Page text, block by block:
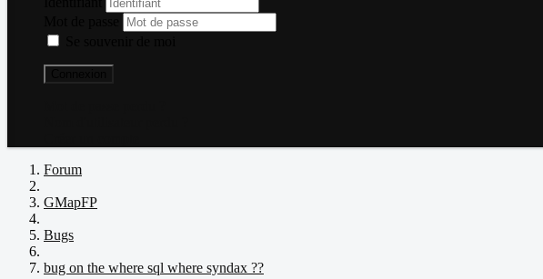
Forum
GMapFP
Bugs
bug on the where sql where syndax ??